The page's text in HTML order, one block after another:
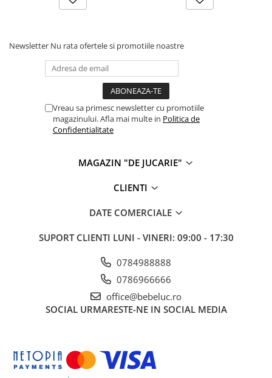
Newsletter Nu rata ofertele si promotiile noastre
Vreau sa primesc newsletter cu promotiile
magazinului. Afla mai multe in Politica de
Confidentialitate
MAGAZIN "DE JUCARIE"
CLIENTI
DATE COMERCIALE
SUPORT CLIENTI LUNI - VINERI: 09:00 - 17:30
0784988888
0786966666
office@bebeluc.ro
SOCIAL URMARESTE-NE IN SOCIAL MEDIA